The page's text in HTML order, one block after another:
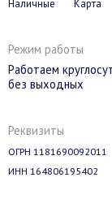
Наличные Карта
Режим работы
Работаем
без выходных
Реквизиты
ОГРН 1181690092011
ИНН 164806195402